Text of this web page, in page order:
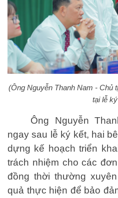
(Ông Nguyễn Thanh Nam - Chủ
tại lễ
Ông Nguyễn
ngay sau lễ ký kết, hai
dựng kế hoạch triển
trách nhiệm cho các
đồng thời thường
quả thực hiện để bảo